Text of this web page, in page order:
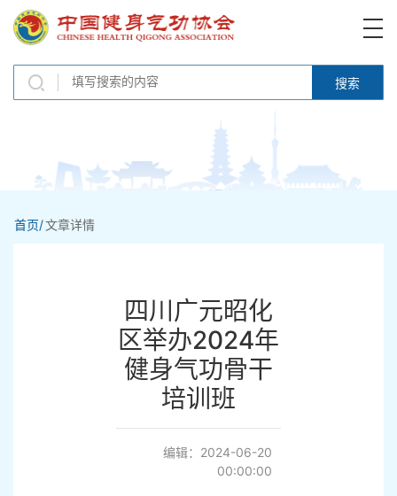
搜索
首页/文章详情
四川广元昭化
区举办2024年
健身气功骨干
培训班
编辑：2024-06-20
00:00:00